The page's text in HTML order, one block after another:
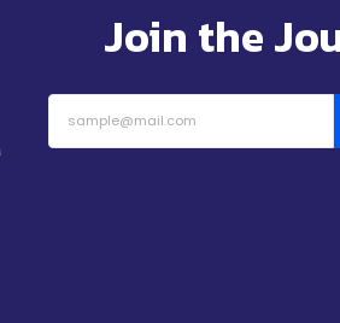
Join the